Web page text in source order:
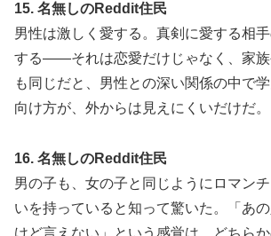
15. 名無しのReddit住民
男性は激しく愛する。真剣に愛する相
する——それは恋愛だけじゃなく、家
も同じだと、男性との深い関係の中で
向け方が、外からは見えにくいだけだ。
16. 名無しのReddit住民
男の子も、女の子と同じようにロマン
いを持っていると知って驚いた。「あ
けど言えない」という感覚は、どちら